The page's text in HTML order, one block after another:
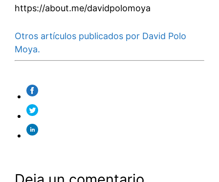
https://about.me/davidpolomoya
Otros artículos publicados por David Polo
Moya.